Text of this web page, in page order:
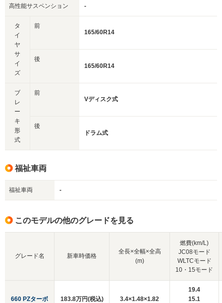
高性能サスペンション -
タ
イ
ヤ
サ
イ
ズ
前
165/60R14
後
165/60R14
ブ
レ
ー
キ
形
式
前
Vディスク式
後
ドラム式
福祉車両
福祉車両 -
このモデルの他のグレードを見る
グレード名
660 PZターボ
新車時価格
全長×全幅×全高
(m)
燃費(km/L)
JC08モード
WLTCモード
10・15モード
183.8万円(税込) 3.4×1.48×1.82
19.4
15.1